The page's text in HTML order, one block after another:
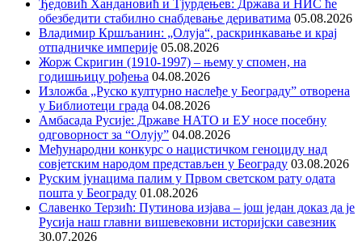
Ђедовић Хандановић и Тјурдењев: Држава и НИС ће
обезбедити стабилно снабдевање дериватима 05.08.2026
Владимир Кршљанин: „Олуја“, раскринкавање и крај
отпадничке империје 05.08.2026
Жорж Скригин (1910-1997) – њему у спомен, на
годишњицу рођења 04.08.2026
Изложба „Руско културно наслеђе у Београду” отворена
у Библиотеци града 04.08.2026
Амбасада Русије: Државе НАТО и ЕУ носе посебну
одговорност за “Олују” 04.08.2026
Међународни конкурс о нацистичком геноциду над
совјетским народом представљен у Београду 03.08.2026
Руским јунацима палим у Првом светском рату одата
пошта у Београду 01.08.2026
Славенко Терзић: Путинова изјава – још један доказ да је
Русија наш главни вишевековни историјски савезник
30.07.2026